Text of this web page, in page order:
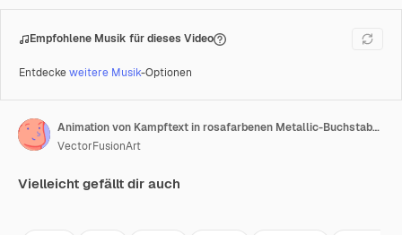
Empfohlene Musik für dieses Video
Entdeckeweitere Musik-Optionen
Animation von Kampftext in rosafarbenen Metallic-Buchstaben über leuchtenden gelben Scheinwerfern
VectorFusionArt
Vielleicht gefällt dir auch